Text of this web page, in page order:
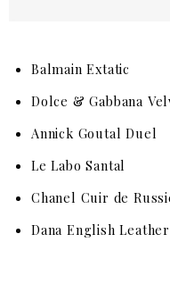
Balmain Extatic
Dolce & Gabbana
Annick Goutal Duel
Le Labo Santal
Chanel Cuir de
Dana English Leather